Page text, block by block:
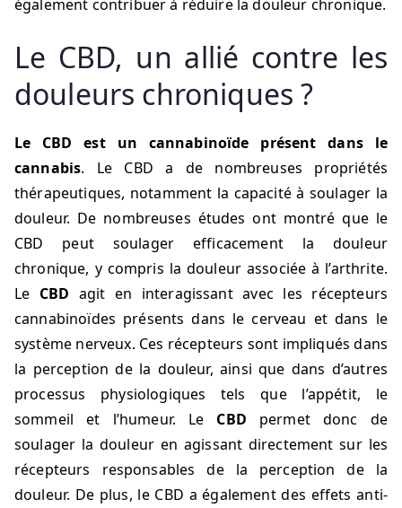
également contribuer à réduire la douleur chronique.
Le CBD, un allié contre les
douleurs chroniques ?
Le CBD est un cannabinoïde présent dans le
cannabis. Le CBD a de nombreuses propriétés
thérapeutiques, notamment la capacité à soulager la
douleur. De nombreuses études ont montré que le
CBD peut soulager efficacement la douleur
chronique, y compris la douleur associée à l’arthrite.
Le CBD agit en interagissant avec les récepteurs
cannabinoïdes présents dans le cerveau et dans le
système nerveux. Ces récepteurs sont impliqués dans
la perception de la douleur, ainsi que dans d’autres
processus physiologiques tels que l’appétit, le
sommeil et l’humeur. Le CBD permet donc de
soulager la douleur en agissant directement sur les
récepteurs responsables de la perception de la
douleur. De plus, le CBD a également des effets anti-